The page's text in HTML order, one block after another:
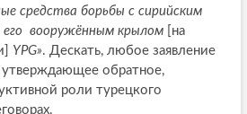
средства борьбы с сирийским
его вооружённым крылом[на
YPG». Дескать, любое заявление
утверждающее обратное,
роли турецкого